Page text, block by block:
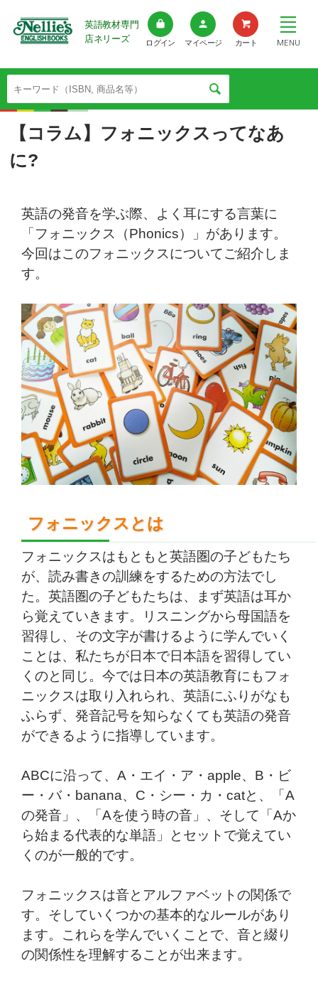
英語教材専門
店ネリーズ
ログイン マイページ カート MENU
【コラム】フォニックスってなあ
に?
英語の発音を学ぶ際、よく耳にする言葉に
「フォニックス（Phonics）」があります。
今回はこのフォニックスについてご紹介しま
す。
フォニックスとは
フォニックスはもともと英語圏の子どもたち
が、読み書きの訓練をするための方法でし
た。英語圏の子どもたちは、まず英語は耳か
ら覚えていきます。リスニングから母国語を
習得し、その文字が書けるように学んでいく
ことは、私たちが日本で日本語を習得してい
くのと同じ。今では日本の英語教育にもフォ
ニックスは取り入れられ、英語にふりがなも
ふらず、発音記号を知らなくても英語の発音
ができるように指導しています。
ABCに沿って、A・エイ・ア・apple、B・ビ
ー・バ・banana、C・シー・カ・catと、「A
の発音」、「Aを使う時の音」、そして「Aか
ら始まる代表的な単語」とセットで覚えてい
くのが一般的です。
フォニックスは音とアルファベットの関係で
す。そしていくつかの基本的なルールがあり
ます。これらを学んでいくことで、音と綴り
の関係性を理解することが出来ます。